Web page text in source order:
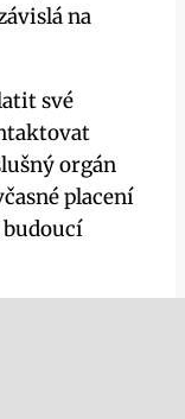
na
své
orgán
placení